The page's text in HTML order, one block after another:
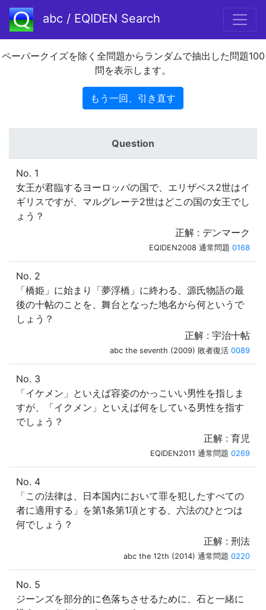
abc / EQIDEN Search
ペーパークイズを除く全問題からランダムで抽出した問題100
問を表示します。
もう一回、引き直す
Question
No. 1
女王が君臨するヨーロッパの国で、エリザベス2世はイ
ギリスですが、マルグレーテ2世はどこの国の女王でし
ょう？
正解 : デンマーク
EQIDEN2008 通常問題 0168
No. 2
「橋姫」に始まり「夢浮橋」に終わる、源氏物語の最
後の十帖のことを、舞台となった地名から何というで
しょう？
正解 : 宇治十帖
abc the seventh (2009) 敗者復活 0089
No. 3
「イケメン」といえば容姿のかっこいい男性を指しま
すが、「イクメン」といえば何をしている男性を指す
でしょう？
正解 : 育児
EQIDEN2011 通常問題 0269
No. 4
「この法律は、日本国内において罪を犯したすべての
者に適用する」を第1条第1項とする、六法のひとつは
何でしょう？
正解 : 刑法
abc the 12th (2014) 通常問題 0220
No. 5
ジーンズを部分的に色落ちさせるために、石と一緒に